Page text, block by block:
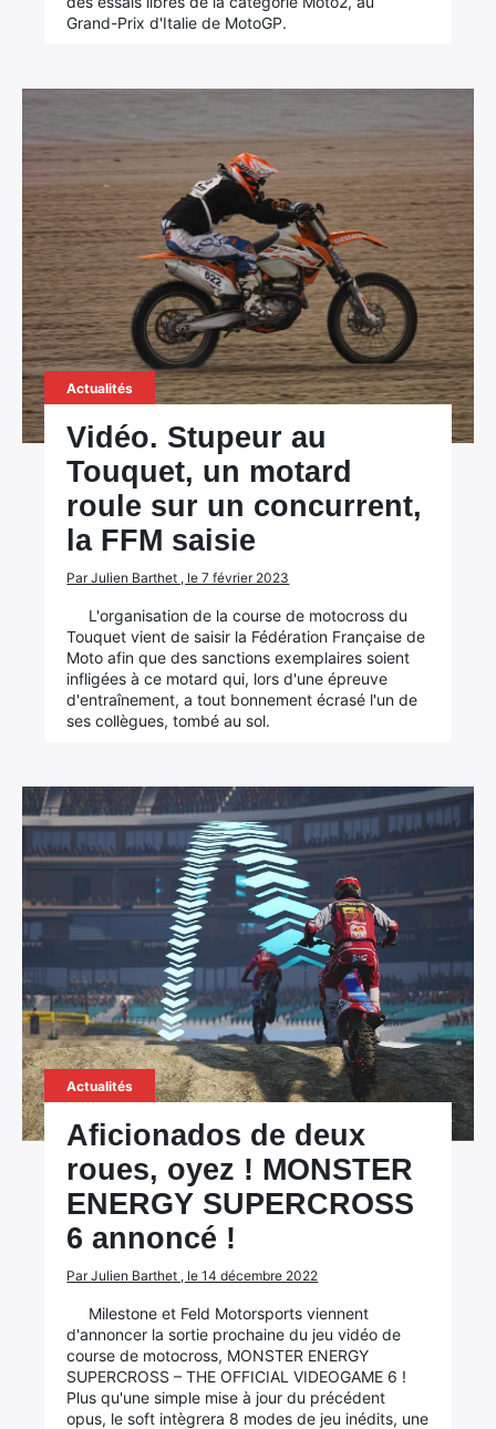
Grand-Prix d'Italie de MotoGP.
Actualités
Vidéo. Stupeur au
Touquet, un motard
roule sur un concurrent,
la FFM saisie
Par Julien Barthet , le 7 février 2023
L'organisation de la course de motocross du
Touquet vient de saisir la Fédération Française de
Moto afin que des sanctions exemplaires soient
infligées à ce motard qui, lors d'une épreuve
d'entraînement, a tout bonnement écrasé l'un de
ses collègues, tombé au sol.
Actualités
Aficionados de deux
roues, oyez ! MONSTER
ENERGY SUPERCROSS
6 annoncé !
Par Julien Barthet , le 14 décembre 2022
Milestone et Feld Motorsports viennent
d'annoncer la sortie prochaine du jeu vidéo de
course de motocross, MONSTER ENERGY
SUPERCROSS – THE OFFICIAL VIDEOGAME 6 !
Plus qu'une simple mise à jour du précédent
opus, le soft intègrera 8 modes de jeu inédits, une